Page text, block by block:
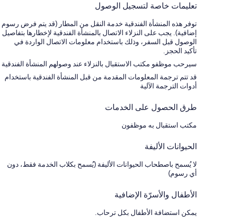
تعليمات خاصة لتسجيل الوصول
توفر هذه المنشأة الفندقية خدمة النقل من المطار (قد يتم فرض رسوم
إضافية). يجب على النزلاء الاتصال بالمنشأة الفندقية لإخطارها بتفاصيل
الوصول قبل السفر، وذلك باستخدام معلومات الاتصال الواردة في
تأكيد الحجز.
سيرحب موظفو مكتب الاستقبال بالنزلاء عند وصولهم المنشأة الفندقية
قد تتم ترجمة المعلومات المقدمة من قبل المنشأة الفندقية باستخدام
أدوات الترجمة الآلية
طرق الحصول على الخدمات
مكتب استقبال به موظفون
الحيوانات الأليفة
لا يُسمح باصطحاب الحيوانات الأليفة (يُسمح بكلاب الخدمة فقط، دون
أي رسوم)
الأطفال والأسرّة الإضافية
يمكن استضافة الأطفال بكل ترحاب.